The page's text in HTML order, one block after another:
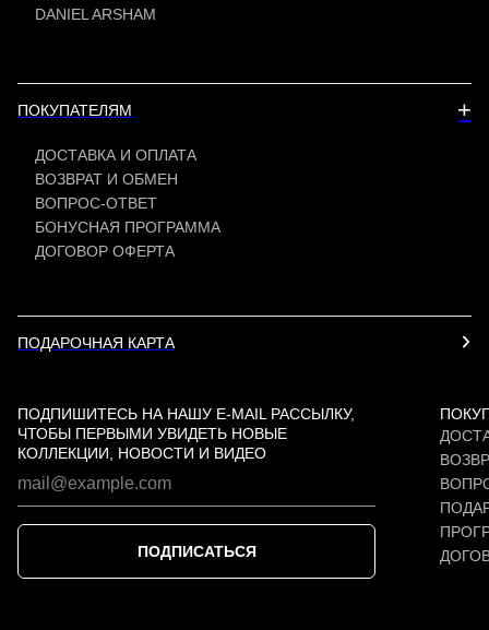
DANIEL ARSHAM
ПОКУПАТЕЛЯМ +
ДОСТАВКА И ОПЛАТА
ВОЗВРАТ И ОБМЕН
ВОПРОС-ОТВЕТ
БОНУСНАЯ ПРОГРАММА
ДОГОВОР ОФЕРТА
ПОДАРОЧНАЯ КАРТА
ПОДПИШИТЕСЬ НА НАШУ E-MAIL РАССЫЛКУ,
ЧТОБЫ ПЕРВЫМИ УВИДЕТЬ НОВЫЕ
КОЛЛЕКЦИИ, НОВОСТИ И ВИДЕО
ПОДПИСАТЬСЯ